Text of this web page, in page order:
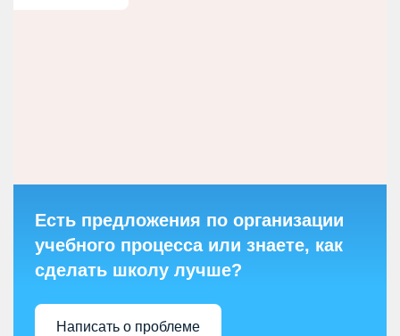
Есть предложения по организации
учебного процесса или знаете, как
сделать школу лучше?
Написать о проблеме